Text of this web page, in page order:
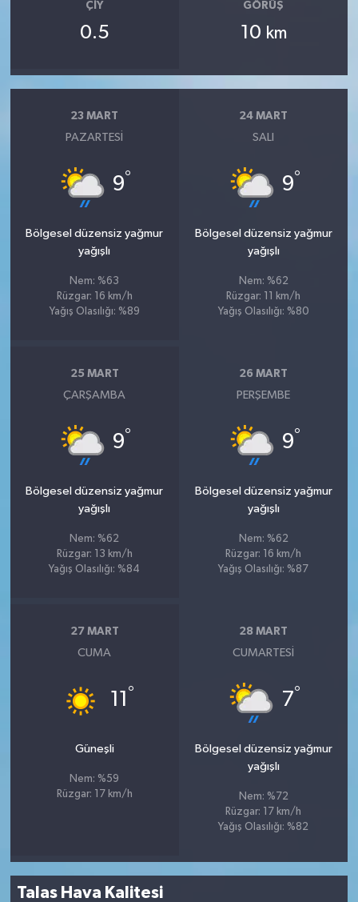
ÇIY
0.5
GÖRÜŞ
10 km
23 MART
PAZARTESI
9°
Bölgesel düzensiz yağmur
yağışlı
Nem: %63
Rüzgar: 16 km/h
Yağış Olasılığı: %89
24 MART
SALI
9°
Bölgesel düzensiz yağmur
yağışlı
Nem: %62
Rüzgar: 11 km/h
Yağış Olasılığı: %80
25 MART
ÇARŞAMBA
9°
Bölgesel düzensiz yağmur
yağışlı
Nem: %62
Rüzgar: 13 km/h
Yağış Olasılığı: %84
26 MART
PERŞEMBE
9°
Bölgesel düzensiz yağmur
yağışlı
Nem: %62
Rüzgar: 16 km/h
Yağış Olasılığı: %87
27 MART
CUMA
11 °
Güneşli
Nem: %59
Rüzgar: 17 km/h
28 MART
CUMARTESI
7°
Bölgesel düzensiz yağmur
yağışlı
Nem: %72
Rüzgar: 17 km/h
Yağış Olasılığı: %82
Talas Hava Kalitesi